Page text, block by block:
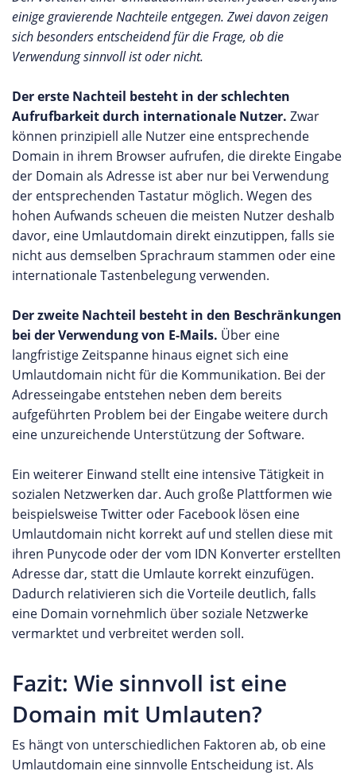
einige gravierende Nachteile entgegen. Zwei davon zeigen
sich besonders entscheidend für die Frage, ob die
Verwendung sinnvoll ist oder nicht.
Der erste Nachteil besteht in der schlechten
Aufrufbarkeit durch internationale Nutzer. Zwar
können prinzipiell alle Nutzer eine entsprechende
Domain in ihrem Browser aufrufen, die direkte Eingabe
der Domain als Adresse ist aber nur bei Verwendung
der entsprechenden Tastatur möglich. Wegen des
hohen Aufwands scheuen die meisten Nutzer deshalb
davor, eine Umlautdomain direkt einzutippen, falls sie
nicht aus demselben Sprachraum stammen oder eine
internationale Tastenbelegung verwenden.
Der zweite Nachteil besteht in den Beschränkungen
bei der Verwendung von E-Mails. Über eine
langfristige Zeitspanne hinaus eignet sich eine
Umlautdomain nicht für die Kommunikation. Bei der
Adresseingabe entstehen neben dem bereits
aufgeführten Problem bei der Eingabe weitere durch
eine unzureichende Unterstützung der Software.
Ein weiterer Einwand stellt eine intensive Tätigkeit in
sozialen Netzwerken dar. Auch große Plattformen wie
beispielsweise Twitter oder Facebook lösen eine
Umlautdomain nicht korrekt auf und stellen diese mit
ihren Punycode oder der vom IDN Konverter erstellten
Adresse dar, statt die Umlaute korrekt einzufügen.
Dadurch relativieren sich die Vorteile deutlich, falls
eine Domain vornehmlich über soziale Netzwerke
vermarktet und verbreitet werden soll.
Fazit: Wie sinnvoll ist eine
Domain mit Umlauten?
Es hängt von unterschiedlichen Faktoren ab, ob eine
Umlautdomain eine sinnvolle Entscheidung ist. Als